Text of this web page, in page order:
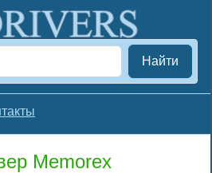
Найти
Memorex